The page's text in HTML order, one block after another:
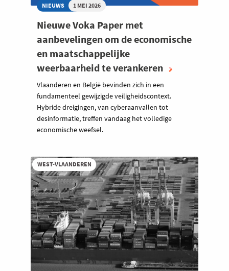
NIEUWS 1 MEI 2026
Nieuwe Voka Paper met
aanbevelingen om de economische
en maatschappelijke
weerbaarheid te verankeren
Vlaanderen en België bevinden zich in een
fundamenteel gewijzigde veiligheidscontext.
Hybride dreigingen, van cyberaanvallen tot
desinformatie, treffen vandaag het volledige
economische weefsel.
WEST-VLAANDEREN